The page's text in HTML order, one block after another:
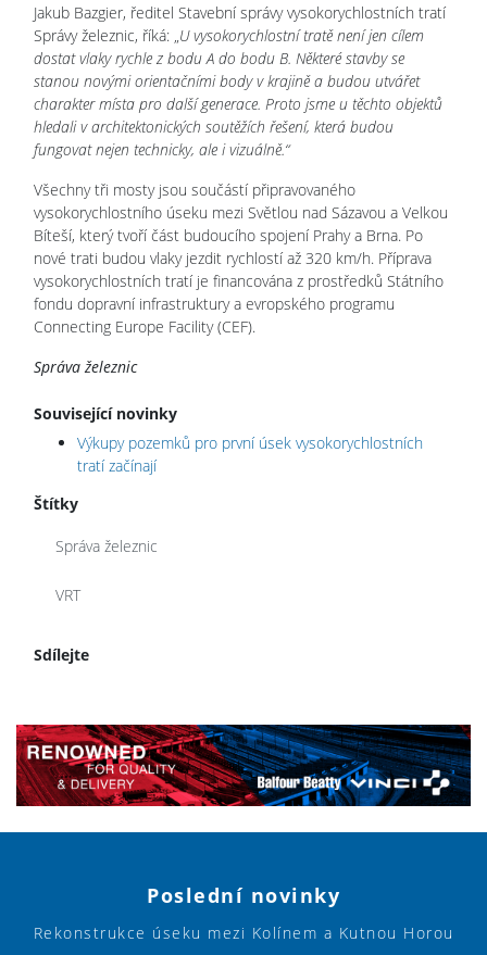
Jakub Bazgier, ředitel Stavební správy vysokorychlostních tratí
Správy železnic, říká: „U vysokorychlostní tratě není jen cílem
dostat vlaky rychle z bodu A do bodu B. Některé stavby se
stanou novými orientačními body v krajině a budou utvářet
charakter místa pro další generace. Proto jsme u těchto objektů
hledali v architektonických soutěžích řešení, která budou
fungovat nejen technicky, ale i vizuálně.“
Všechny tři mosty jsou součástí připravovaného
vysokorychlostního úseku mezi Světlou nad Sázavou a Velkou
Bíteší, který tvoří část budoucího spojení Prahy a Brna. Po
nové trati budou vlaky jezdit rychlostí až 320 km/h. Příprava
vysokorychlostních tratí je financována z prostředků Státního
fondu dopravní infrastruktury a evropského programu
Connecting Europe Facility (CEF).
Správa železnic
Související novinky
Výkupy pozemků pro první úsek vysokorychlostních
tratí začínají
Štítky
Správa železnic
VRT
Sdílejte
Poslední novinky
Rekonstrukce úseku mezi Kolínem a Kutnou Horou